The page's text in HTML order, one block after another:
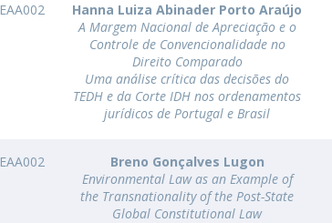
EAA002
Hanna Luiza Abinader Porto Araújo
A Margem Nacional de Apreciação e o
Controle de Convencionalidade no
Direito Comparado
Uma análise crítica das decisões do
TEDH e da Corte IDH nos ordenamentos
jurídicos de Portugal e Brasil
EAA002
Breno Gonçalves Lugon
Environmental Law as an Example of
the Transnationality of the Post-State
Global Constitutional Law